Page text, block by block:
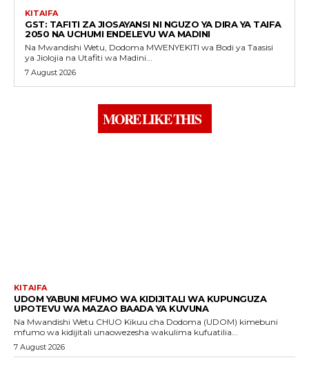
KITAIFA
GST: TAFITI ZA JIOSAYANSI NI NGUZO YA DIRA YA TAIFA
2050 NA UCHUMI ENDELEVU WA MADINI
Na Mwandishi Wetu, Dodoma MWENYEKITI wa Bodi ya Taasisi
ya Jiolojia na Utafiti wa Madini...
7 August 2026
MORE LIKE THIS
KITAIFA
UDOM YABUNI MFUMO WA KIDIJITALI WA KUPUNGUZA
UPOTEVU WA MAZAO BAADA YA KUVUNA
Na Mwandishi Wetu CHUO Kikuu cha Dodoma (UDOM) kimebuni
mfumo wa kidijitali unaowezesha wakulima kufuatilia...
7 August 2026